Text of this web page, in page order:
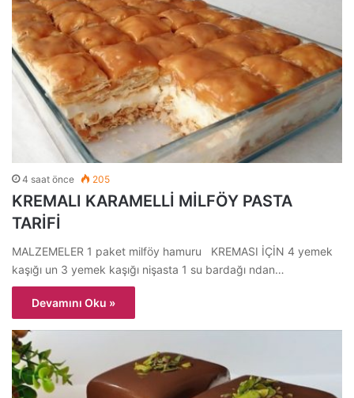
4 saat önce 205
KREMALI KARAMELLİ MİLFÖY PASTA
TARİFİ
MALZEMELER 1 paket milföy hamuru KREMASI İÇİN 4 yemek
kaşığı un 3 yemek kaşığı nişasta 1 su bardağı ndan…
Devamını Oku »